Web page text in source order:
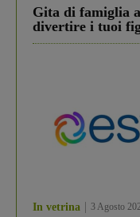
Gita di famiglia
divertire i tuoi
In vetrina 3 Agosto